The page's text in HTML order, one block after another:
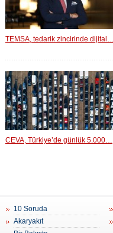
TEMSA, tedarik zincirinde dijital…
CEVA, Türkiye’de günlük 5.000…
10 Soruda
Akaryakıt